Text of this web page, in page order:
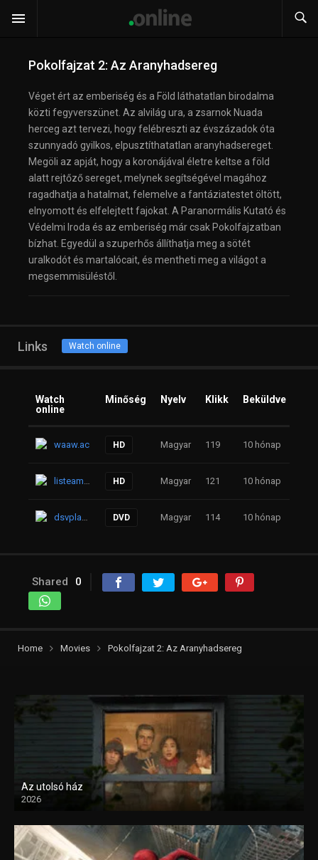
Pokolfajzat 2: Az Aranyhadsereg
Véget ért az emberiség és a Föld láthatatlan birodalma
közti fegyverszünet. Az alvilág ura, a zsarnok Nuada
herceg azt tervezi, hogy felébreszti az évszázadok óta
szunnyadó gyilkos, elpusztíthatatlan aranyhadsereget.
Megöli az apját, hogy a koronájával életre keltse a föld
alatt rejtőző sereget, melynek segítségével magához
ragadhatja a hatalmat, felemelve a fantáziatestet öltött,
elnyomott és elfelejtett fajokat. A Paranormális Kutató és
Védelmi Iroda és az emberiség már csak Pokolfajzatban
bízhat. Egyedül a szuperhős állíthatja meg a sötét
uralkodót és martalócait, és mentheti meg a világot a
megsemmisüléstől.
Links Watch online
Watch
online
Minőség Nyelv Klikk Beküldve
waaw.ac HD Magyar 119 10 hónap
listeamed.net HD Magyar 121 10 hónap
dsvplay.com DVD Magyar 114 10 hónap
Shared 0
Home Movies Pokolfajzat 2: Az Aranyhadsereg
Az utolsó ház
2026